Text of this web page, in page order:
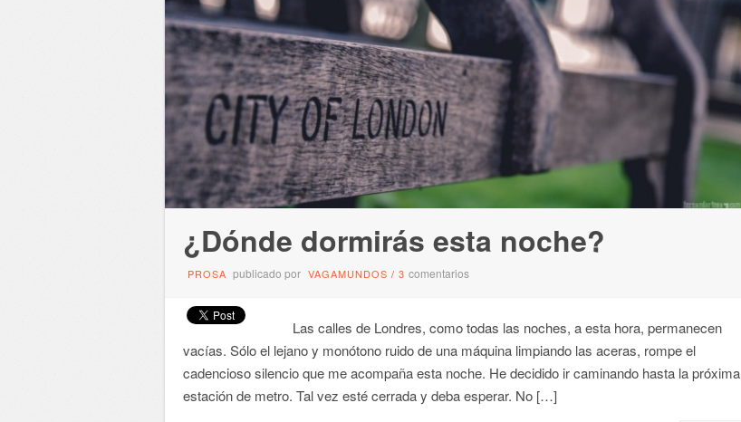
¿Dónde dormirás esta noche?
PROSA publicado por VAGAMUNDOS / 3 comentarios
Las calles de Londres, como todas las noches, a esta hora, permanecen
vacías. Sólo el lejano y monótono ruido de una máquina limpiando las aceras, rompe el
cadencioso silencio que me acompaña esta noche. He decidido ir caminando hasta la próxima
estación de metro. Tal vez esté cerrada y deba esperar. No […]